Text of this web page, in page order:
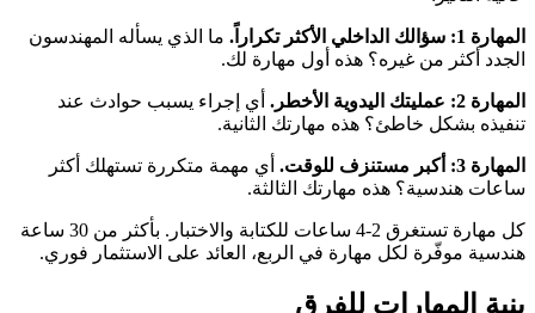
المهارة 1: سؤالك الداخلي الأكثر تكراراً.
ما الذي يسأله المهندسون
الجدد أكثر من غيره؟ هذه أول مهارة لك.
المهارة 2: عمليتك اليدوية الأخطر.
أي إجراء يسبب حوادث عند
تنفيذه بشكل خاطئ؟ هذه مهارتك الثانية.
المهارة 3: أكبر مستنزف للوقت.
أي مهمة متكررة تستهلك أكثر
ساعات هندسية؟ هذه مهارتك الثالثة.
كل مهارة تستغرق 2-4 ساعات للكتابة والاختبار. بأكثر من 30 ساعة
هندسية موفّرة لكل مهارة في الربع، العائد على الاستثمار فوري.
بنية المهارات للفرق